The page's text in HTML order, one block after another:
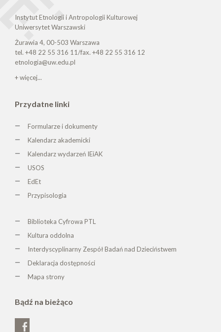
Instytut Etnologii i Antropologii Kulturowej
Uniwersytet Warszawski
Żurawia 4, 00-503 Warszawa
tel. +48 22 55 316 11/fax. +48 22 55 316 12
etnologia@uw.edu.pl
+ więcej...
Przydatne linki
Formularze i dokumenty
Kalendarz akademicki
Kalendarz wydarzeń IEiAK
USOS
EdEt
Przypisologia
Biblioteka Cyfrowa PTL
Kultura oddolna
Interdyscyplinarny Zespół Badań nad Dzieciństwem
Deklaracja dostępności
Mapa strony
Bądź na bieżąco